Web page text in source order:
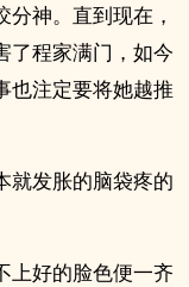
神。直到现在，
了程家满门，如今
也注定要将她越推
就发胀的脑袋疼的
上好的脸色便一齐